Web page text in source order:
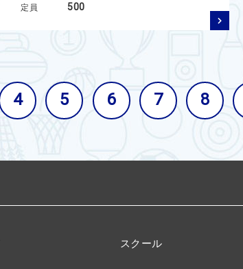
定員
500
4 5 6 7 8
スクール